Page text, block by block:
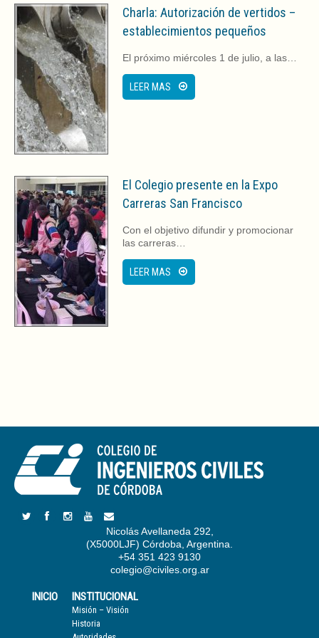
Charla: Autorización de vertidos –
establecimientos pequeños
El próximo miércoles 1 de julio, a las…
LEER MAS
El Colegio presente en la Expo
Carreras San Francisco
Con el objetivo difundir y promocionar
las carreras…
LEER MAS
Nicolás Avellaneda 292,
(X5000LJF) Córdoba, Argentina.
+54 351 423 9130
colegio@civiles.org.ar
INICIO INSTITUCIONAL
Misión – Visión
Historia